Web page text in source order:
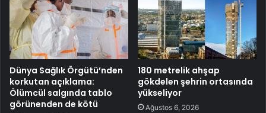
Dünya Sağlık Örgütü’nden
korkutan açıklama:
Ölümcül salgında tablo
görünenden de kötü
180 metrelik ahşap
gökdelen şehrin ortasında
yükseliyor
Ağustos 6, 2026